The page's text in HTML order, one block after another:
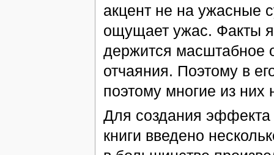
акцент не на ужасные
ощущает ужас. Факты
держится масштабное
отчаяния. Поэтому в
поэтому многие из них
Для создания
книги введено